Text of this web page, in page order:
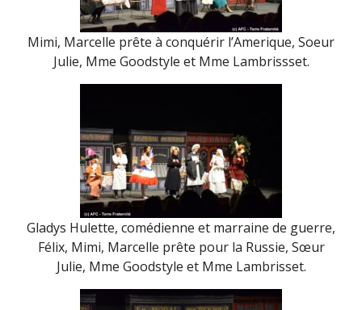
Mimi, Marcelle prête à conquérir l’Amerique, Soeur
Julie, Mme Goodstyle et Mme Lambrissset.
Gladys Hulette, comédienne et marraine de guerre,
Félix, Mimi, Marcelle prête pour la Russie, Sœur
Julie, Mme Goodstyle et Mme Lambrisset.